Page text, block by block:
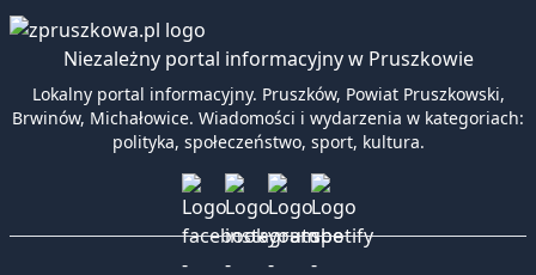
Niezależny portal informacyjny w Pruszkowie
Lokalny portal informacyjny. Pruszków, Powiat Pruszkowski,
Brwinów, Michałowice. Wiadomości i wydarzenia w kategoriach:
polityka, społeczeństwo, sport, kultura.